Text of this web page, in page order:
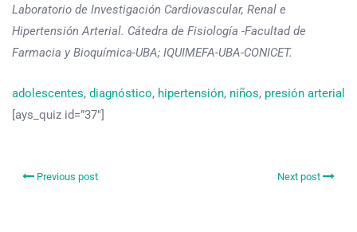
Laboratorio de Investigación Cardiovascular, Renal e
Hipertensión Arterial. Cátedra de Fisiología -Facultad de
Farmacia y Bioquímica-UBA; IQUIMEFA-UBA-CONICET.
adolescentes, diagnóstico, hipertensión, niños, presión arterial
[ays_quiz id=”37″]
Previous post Next post